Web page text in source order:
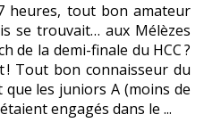
heures, tout bon amateur
se trouvait… aux Mélèzes
de la demi-finale du HCC ?
! Tout bon connaisseur du
les juniors A (moins de
engagés dans le ...